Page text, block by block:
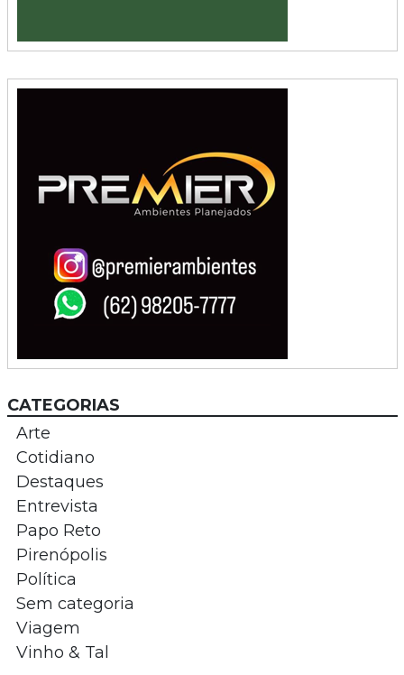
CATEGORIAS
Arte
Cotidiano
Destaques
Entrevista
Papo Reto
Pirenópolis
Política
Sem categoria
Viagem
Vinho & Tal